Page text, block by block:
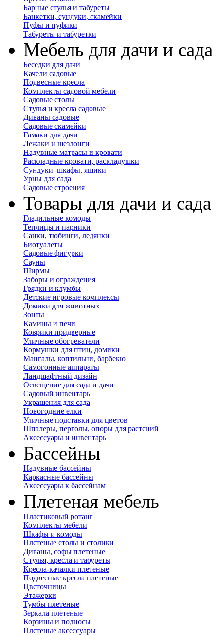
Барные стулья и табуреты
Банкетки, сундуки, скамейки
Пуфы и пуфики
Табуреты и табуретки
Мебель для дачи и сада
Беседки для дачи
Качели садовые
Подвесные кресла
Комплекты садовой мебели
Садовые столы
Стулья и кресла садовые
Диваны садовые
Садовые скамейки
Гамаки для дачи
Лежаки и шезлонги
Надувные матрасы и кровати
Раскладные кровати, раскладушки
Сундуки, шкафы, ящики
Урны для сада
Садовые строения
Товары для дачи и сада
Гладильные комоды
Теплицы и парники
Санки, тюбинги, ледянки
Биотуалеты
Садовые фигурки
Сауны
Ширмы
Заборы и ограждения
Грядки и клумбы
Детские игровые комплексы
Домики для животных
Зонты
Камины и печи
Коврики придверные
Уличные обогреватели
Кормушки для птиц, домики
Мангалы, коптильни, барбекю
Самогонные аппараты
Ландшафтный дизайн
Освещение для сада и дачи
Садовый инвентарь
Украшения для сада
Новогодние елки
Уличные подставки для цветов
Шпалеры, перголы, опоры для растений
Аксессуары и инвентарь
Бассейны
Надувные бассейны
Каркасные бассейны
Аксессуары к бассейнам
Плетеная мебель
Пластиковый ротанг
Комплекты мебели
Шкафы и комоды
Плетеные столы и столики
Диваны, софы плетеные
Стулья, кресла и табуреты
Кресла-качалки плетеные
Подвесные кресла плетеные
Цветочницы
Этажерки
Тумбы плетеные
Зеркала плетеные
Корзины и подносы
Плетеные аксессуары